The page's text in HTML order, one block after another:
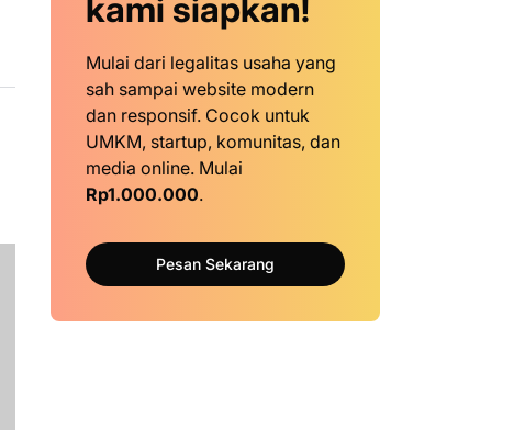
kami siapkan!
Mulai dari legalitas usaha yang
sah sampai website modern
dan responsif. Cocok untuk
UMKM, startup, komunitas, dan
media online. Mulai
Rp1.000.000.
Pesan Sekarang